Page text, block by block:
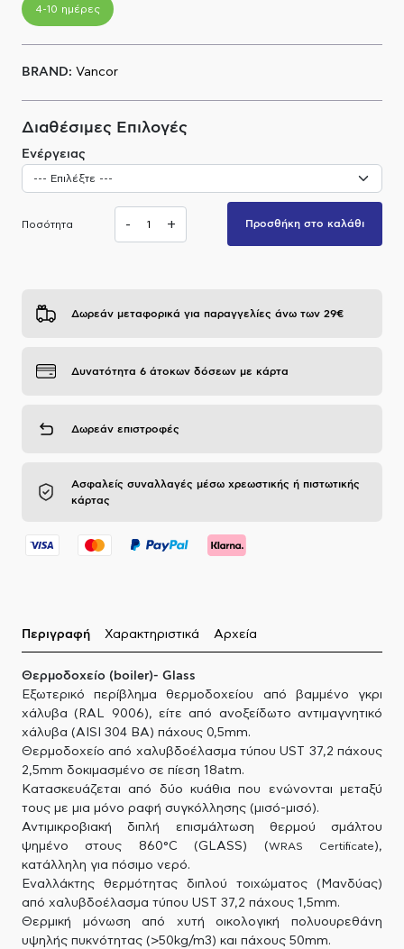
Α.Μ.Ε.Α
4-10 ημέρες
BRAND: Vancor
Διαθέσιμες Επιλογές
Ενέργειας
Ποσότητα - + Προσθήκη στο καλάθι
Δωρεάν μεταφορικά για παραγγελίες άνω των 29€
Δυνατότητα 6 άτοκων δόσεων με κάρτα
Δωρεάν επιστροφές
Ασφαλείς συναλλαγές μέσω χρεωστικής ή πιστωτικής
κάρτας
Περιγραφή Χαρακτηριστικά Αρχεία
Θερμοδοχείο (boiler)- Glass
Εξωτερικό περίβλημα θερμοδοχείου από βαμμένο γκρι
χάλυβα (RAL 9006), είτε από ανοξείδωτο αντιμαγνητικό
χάλυβα (AISI 304 BA) πάχους 0,5mm.
Θερμοδοχείο από χαλυβδοέλασμα τύπου UST 37,2 πάχους
2,5mm δοκιμασμένο σε πίεση 18atm.
Κατασκευάζεται από δύο κυάθια που ενώνονται μεταξύ
τους με μια μόνο ραφή συγκόλλησης (μισό-μισό).
Αντιμικροβιακή διπλή επισμάλτωση θερμού σμάλτου
ψημένο στους 860°C (GLASS) (WRAS Certificate),
κατάλληλη για πόσιμο νερό.
Εναλλάκτης θερμότητας διπλού τοιχώματος (Μανδύας)
από χαλυβδοέλασμα τύπου UST 37,2 πάχους 1,5mm.
Θερμική μόνωση από χυτή οικολογική πολυουρεθάνη
υψηλής πυκνότητας (>50kg/m3) και πάχους 50mm.